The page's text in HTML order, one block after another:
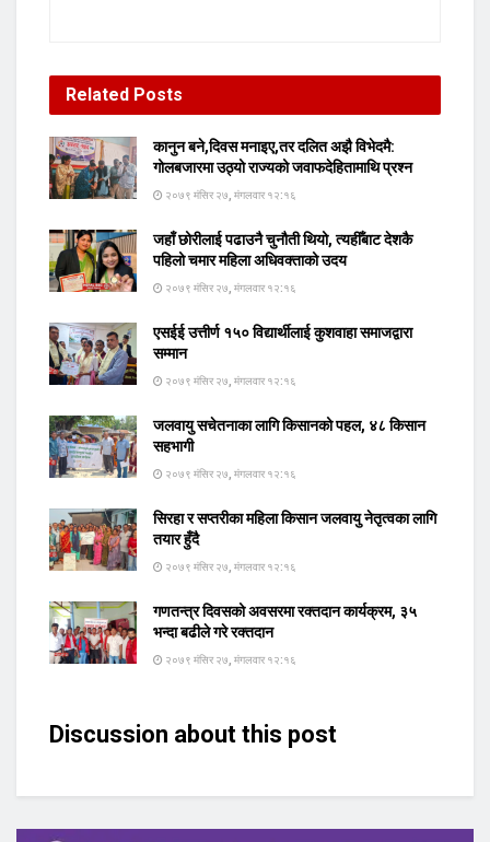
Related Posts
कानुन बने,दिवस मनाइए,तर दलित अझै विभेदमै:
गोलबजारमा उठ्यो राज्यको जवाफदेहितामाथि प्रश्न
२०७९ मंसिर २७, मंगलवार १२:१६
जहाँ छोरीलाई पढाउनै चुनौती थियो, त्यहीँबाट देशकै
पहिलो चमार महिला अधिवक्ताको उदय
२०७९ मंसिर २७, मंगलवार १२:१६
एसईई उत्तीर्ण १५० विद्यार्थीलाई कुशवाहा समाजद्वारा
सम्मान
२०७९ मंसिर २७, मंगलवार १२:१६
जलवायु सचेतनाका लागि किसानको पहल, ४८ किसान
सहभागी
२०७९ मंसिर २७, मंगलवार १२:१६
सिरहा र सप्तरीका महिला किसान जलवायु नेतृत्वका लागि
तयार हुँदै
२०७९ मंसिर २७, मंगलवार १२:१६
गणतन्त्र दिवसको अवसरमा रक्तदान कार्यक्रम, ३५
भन्दा बढीले गरे रक्तदान
२०७९ मंसिर २७, मंगलवार १२:१६
Discussion about this post